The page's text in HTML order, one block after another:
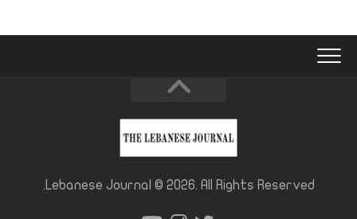
Lebanese Journal © 2026. All Rights Reserved.